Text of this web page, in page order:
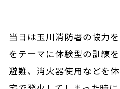
当日は玉川消防署の協力
をテーマに体験型の訓練
避難、消火器使用などを